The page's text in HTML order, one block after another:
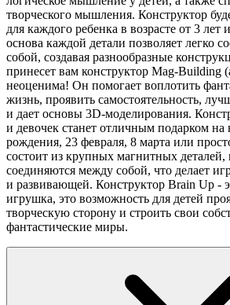
творческого мышления. Конструктор
для каждого ребенка в возрасте от 3
основа каждой детали позволяет легко
собой, создавая разнообразные
принесет вам конструктор Mag-Building
неоценима! Он помогает воплотить
жизнь, проявить самостоятельность,
и дает основы 3D-моделирования.
и девочек станет отличным подарком на
рождения, 23 февраля, 8 марта или
состоит из крупных магнитных деталей,
соединяются между собой, что делает
и развивающей. Конструктор Brain Up -
игрушка, это возможность для детей
творческую сторону и строить свои
фантастические миры.